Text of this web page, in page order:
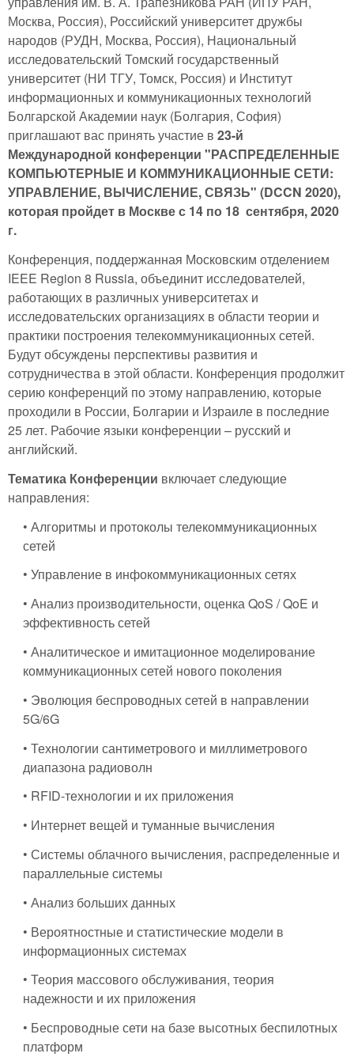
Москва, Россия), Российский университет дружбы
народов (РУДН, Москва, Россия), Национальный
исследовательский Томский государственный
университет (НИ ТГУ, Томск, Россия) и Институт
информационных и коммуникационных технологий
Болгарской Академии наук (Болгария, София)
приглашают вас принять участие в 23-й
Международной конференции "РАСПРЕДЕЛЕННЫЕ
КОМПЬЮТЕРНЫЕ И КОММУНИКАЦИОННЫЕ СЕТИ:
УПРАВЛЕНИЕ, ВЫЧИСЛЕНИЕ, СВЯЗЬ" (DCCN 2020),
которая пройдет в Москве с 14 по 18 сентября, 2020
г.
Конференция, поддержанная Московским отделением
IEEE Region 8 Russia, объединит исследователей,
работающих в различных университетах и
исследовательских организациях в области теории и
практики построения телекоммуникационных сетей.
Будут обсуждены перспективы развития и
сотрудничества в этой области. Конференция продолжит
серию конференций по этому направлению, которые
проходили в России, Болгарии и Израиле в последние
25 лет. Рабочие языки конференции – русский и
английский.
Тематика Конференции включает следующие
направления:
• Алгоритмы и протоколы телекоммуникационных
сетей
• Управление в инфокоммуникационных сетях
• Анализ производительности, оценка QoS / QoE и
эффективность сетей
• Аналитическое и имитационное моделирование
коммуникационных сетей нового поколения
• Эволюция беспроводных сетей в направлении
5G/6G
• Технологии сантиметрового и миллиметрового
диапазона радиоволн
• RFID-технологии и их приложения
• Интернет вещей и туманные вычисления
• Системы облачного вычисления, распределенные и
параллельные системы
• Анализ больших данных
• Вероятностные и статистические модели в
информационных системах
• Теория массового обслуживания, теория
надежности и их приложения
• Беспроводные сети на базе высотных беспилотных
платформ